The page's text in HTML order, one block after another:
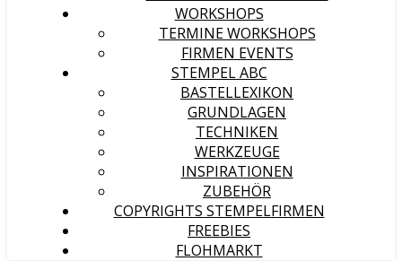
WORKSHOPS
TERMINE WORKSHOPS
FIRMEN EVENTS
STEMPEL ABC
BASTELLEXIKON
GRUNDLAGEN
TECHNIKEN
WERKZEUGE
INSPIRATIONEN
ZUBEHÖR
COPYRIGHTS STEMPELFIRMEN
FREEBIES
FLOHMARKT